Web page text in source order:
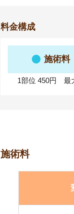
料金構成
施術料
1部位 450円 最
施術料